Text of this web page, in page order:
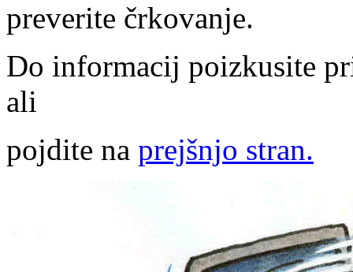
preverite črkovanje.
Do informacij poizkusite
ali
pojdite na prejšnjo stran.